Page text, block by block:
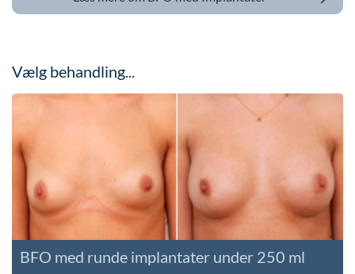
Vælg behandling...
BFO med runde implantater under 250 ml